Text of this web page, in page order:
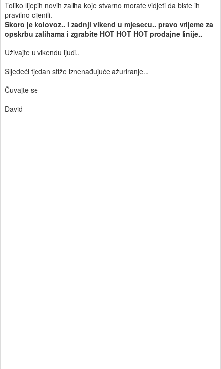
Toliko lijepih novih zaliha koje stvarno morate vidjeti da biste ih
pravilno cijenili.
Skoro je kolovoz.. i zadnji vikend u mjesecu.. pravo vrijeme za
opskrbu zalihama i zgrabite HOT HOT HOT prodajne linije..
Uživajte u vikendu ljudi..
Sljedeći tjedan stiže iznenađujuće ažuriranje...
Čuvajte se
David